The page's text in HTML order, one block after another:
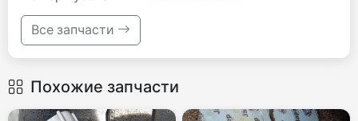
Все запчасти
Похожие запчасти